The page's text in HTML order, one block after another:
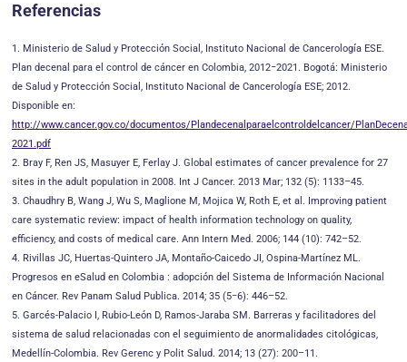
Referencias
1. Ministerio de Salud y Protección Social, Instituto Nacional de Cancerología ESE.
Plan decenal para el control de cáncer en Colombia, 2012−2021. Bogotá: Ministerio
de Salud y Protección Social, Instituto Nacional de Cancerología ESE; 2012.
Disponible en:
http://www.cancer.gov.co/documentos/Plandecenalparaelcontroldelcancer/
2021.pdf
2. Bray F, Ren JS, Masuyer E, Ferlay J. Global estimates of cancer prevalence for 27
sites in the adult population in 2008. Int J Cancer. 2013 Mar; 132 (5): 1133–45.
3. Chaudhry B, Wang J, Wu S, Maglione M, Mojica W, Roth E, et al. Improving patient
care systematic review: impact of health information technology on quality,
efficiency, and costs of medical care. Ann Intern Med. 2006; 144 (10): 742–52.
4. Rivillas JC, Huertas-Quintero JA, Montaño-Caicedo JI, Ospina-Martínez ML.
Progresos en eSalud en Colombia : adopción del Sistema de Información Nacional
en Cáncer. Rev Panam Salud Publica. 2014; 35 (5−6): 446–52.
5. Garcés-Palacio I, Rubio-León D, Ramos-Jaraba SM. Barreras y facilitadores del
sistema de salud relacionadas con el seguimiento de anormalidades citológicas,
Medellín-Colombia. Rev Gerenc y Polit Salud. 2014; 13 (27): 200–11.